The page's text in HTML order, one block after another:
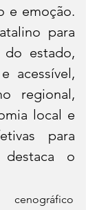
e emoção.
para
do estado,
acessível,
regional,
local e
para
destaca o